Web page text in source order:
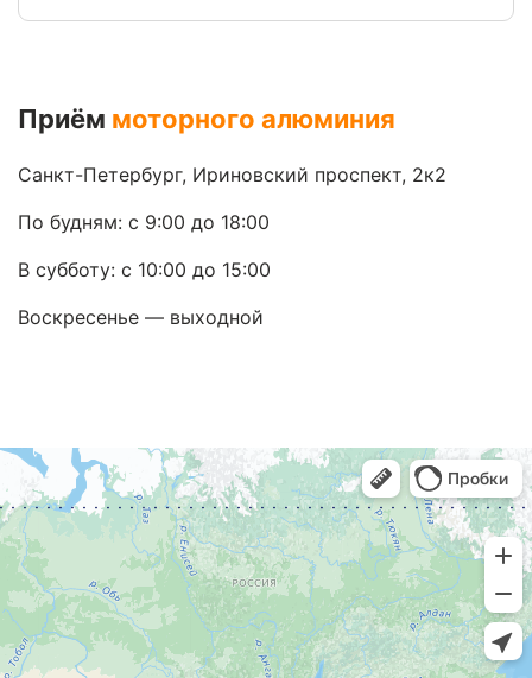
Приём моторного алюминия
Санкт-Петербург, Ириновский проспект, 2к2
По будням: с 9:00 до 18:00
В субботу: с 10:00 до 15:00
Воскресенье — выходной